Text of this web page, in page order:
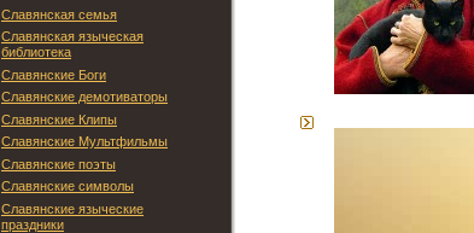
Славянская семья
Славянская языческая
библиотека
Славянские Боги
Славянские демотиваторы
Славянские Клипы
Славянские Мультфильмы
Славянские поэты
Славянские символы
Славянские языческие
праздники